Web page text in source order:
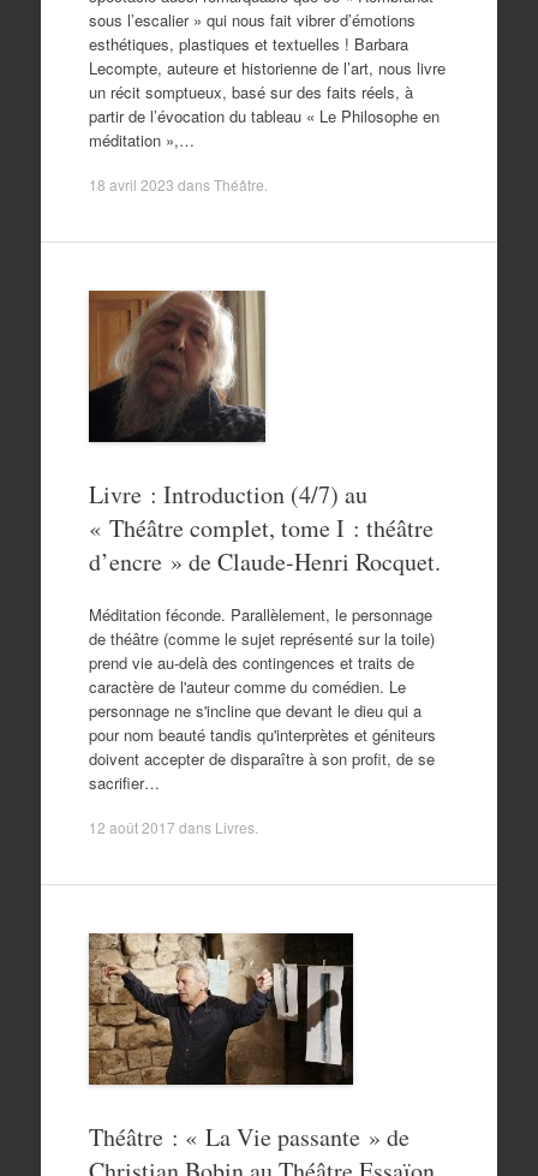
sous l’escalier » qui nous fait vibrer d’émotions
esthétiques, plastiques et textuelles ! Barbara
Lecompte, auteure et historienne de l’art, nous livre
un récit somptueux, basé sur des faits réels, à
partir de l’évocation du tableau « Le Philosophe en
méditation »,…
18 avril 2023 dansThéâtre
Livre : Introduction (4/7) au
« Théâtre complet, tome I : théâtre
d’encre » de Claude-Henri Rocquet.
Méditation féconde. Parallèlement, le personnage
de théâtre (comme le sujet représenté sur la toile)
prend vie au-delà des contingences et traits de
caractère de l'auteur comme du comédien. Le
personnage ne s'incline que devant le dieu qui a
pour nom beauté tandis qu'interprètes et géniteurs
doivent accepter de disparaître à son profit, de se
sacrifier…
12 août 2017 dans Livres.
Théâtre : « La Vie passante » de